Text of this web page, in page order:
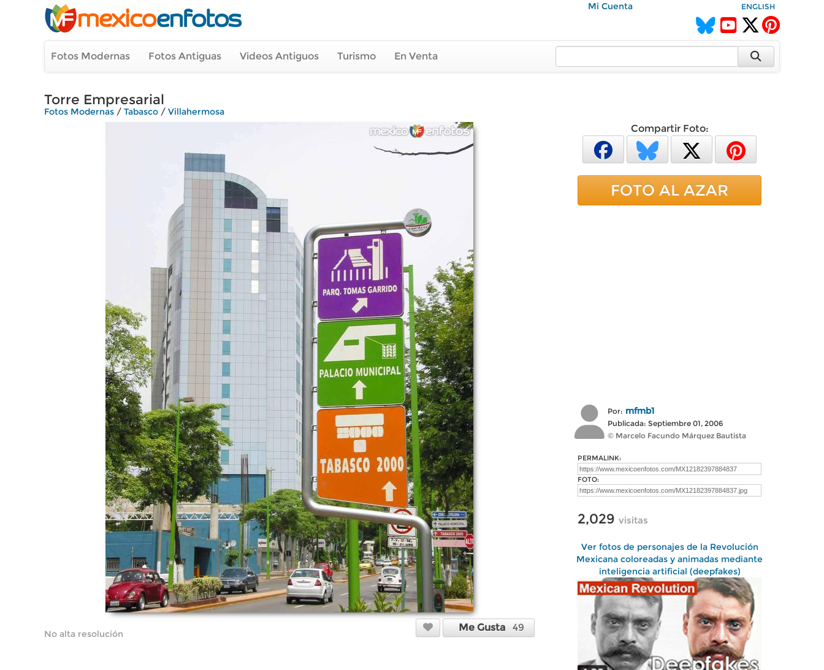
Mi Cuenta ENGLISH
Fotos Modernas Fotos Antiguas Videos Antiguos Turismo En Venta
Torre Empresarial
Fotos Modernas / Tabasco / Villahermosa
No alta resolución
Me Gusta 49
Compartir Foto:
FOTO AL AZAR
Por: mfmb1
Publicada: Septiembre 01, 2006
© Marcelo Facundo Márquez Bautista
PERMALINK:
FOTO:
2,029 visitas
Ver fotos de personajes de la Revolución
Mexicana coloreadas y animadas mediante
inteligencia artificial (deepfakes)